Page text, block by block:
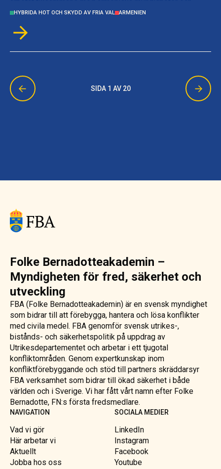
civilsamhället för att stärka skyddet av fria val.
HYBRIDA HOT OCH SKYDD AV FRIA VAL ARMENIEN
SIDA 1 AV 20
Folke Bernadotteakademin –
Myndigheten för fred, säkerhet och
utveckling
FBA (Folke Bernadotteakademin) är en svensk myndighet
som bidrar till att förebygga, hantera och lösa konflikter
med civila medel. FBA genomför svensk utrikes-,
bistånds- och säkerhetspolitik på uppdrag av
Utrikesdepartementet och arbetar i ett tjugotal
konfliktområden. Genom expertkunskap inom
konfliktförebyggande och stöd till partners skräddarsyr
FBA verksamhet som bidrar till ökad säkerhet i både
världen och i Sverige. Vi har fått vårt namn efter Folke
Bernadotte, FN:s första fredsmedlare.
NAVIGATION
Vad vi gör
Här arbetar vi
Aktuellt
Jobba hos oss
SOCIALA MEDIER
LinkedIn
Instagram
Facebook
Youtube